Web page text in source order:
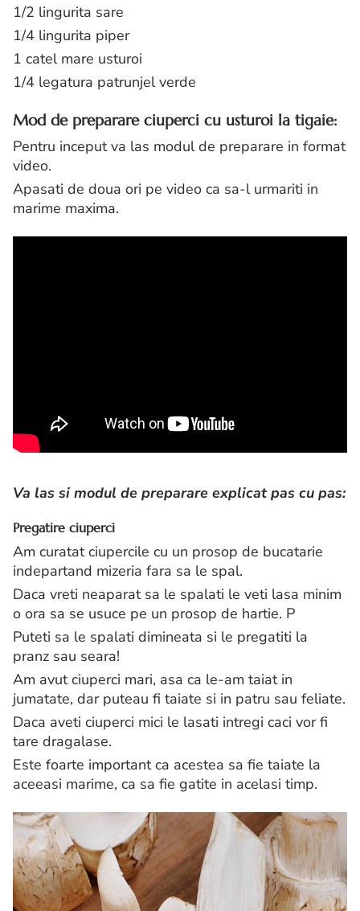
1/2 lingurita sare
1/4 lingurita piper
1 catel mare usturoi
1/4 legatura patrunjel verde
Mod de preparare ciuperci cu usturoi la tigaie:
Pentru inceput va las modul de preparare in format
video.
Apasati de doua ori pe video ca sa-l urmariti in
marime maxima.
Va las si modul de preparare explicat pas cu pas:
Pregatire ciuperci
Am curatat ciupercile cu un prosop de bucatarie
indepartand mizeria fara sa le spal.
Daca vreti neaparat sa le spalati le veti lasa minim
o ora sa se usuce pe un prosop de hartie. P
Puteti sa le spalati dimineata si le pregatiti la
pranz sau seara!
Am avut ciuperci mari, asa ca le-am taiat in
jumatate, dar puteau fi taiate si in patru sau feliate.
Daca aveti ciuperci mici le lasati intregi caci vor fi
tare dragalase.
Este foarte important ca acestea sa fie taiate la
aceeasi marime, ca sa fie gatite in acelasi timp.